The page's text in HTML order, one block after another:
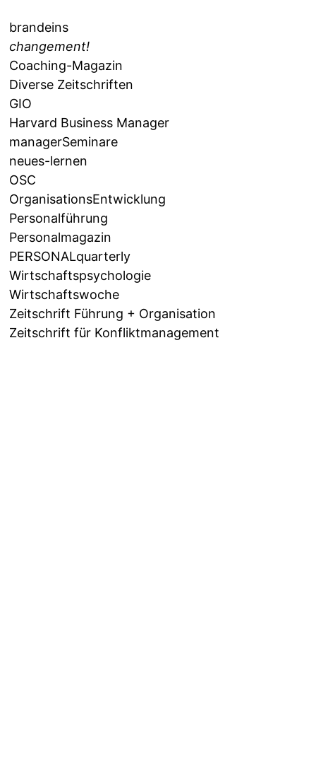
brandeins
changement!
Coaching-Magazin
Diverse Zeitschriften
GIO
Harvard Business Manager
managerSeminare
neues-lernen
OSC
OrganisationsEntwicklung
Personalführung
Personalmagazin
PERSONALquarterly
Wirtschaftspsychologie
Wirtschaftswoche
Zeitschrift Führung + Organisation
Zeitschrift für Konfliktmanagement